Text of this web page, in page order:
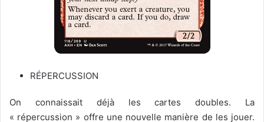
RÉPERCUSSION
On connaissait déjà les cartes doubles. La
« répercussion » offre une nouvelle manière de les jouer.